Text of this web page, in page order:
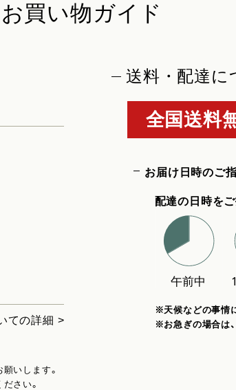
お買い物ガイド
ての詳細 >
いします。
さい。
送料・配達に
全国送料
お届け日時のご
配達の日時を
※天候などの事情
※お急ぎの場合は